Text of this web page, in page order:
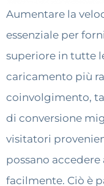
Aumentare la
essenziale per
superiore in tutte
caricamento più
coinvolgimento,
di conversione
visitatori
possano
facilmente. Ciò è